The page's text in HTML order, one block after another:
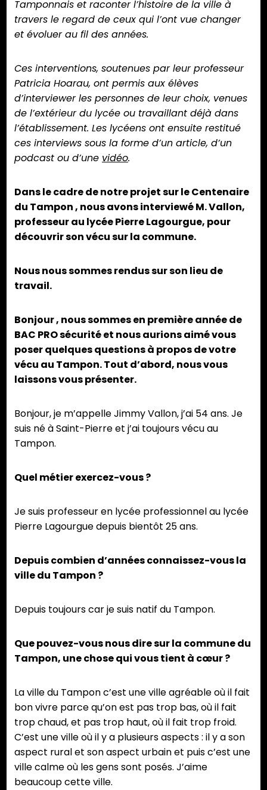
Tamponnais et raconter l’histoire de la ville à
travers le regard de ceux qui l’ont vue changer
et évoluer au fil des années.
Ces interventions, soutenues par leur professeur
Patricia Hoarau, ont permis aux élèves
d’interviewer les personnes de leur choix, venues
de l’extérieur du lycée ou travaillant déjà dans
l’établissement. Les lycéens ont ensuite restitué
ces interviews sous la forme d’un article, d’un
podcast ou d’une vidéo.
Dans le cadre de notre projet sur le Centenaire
du Tampon , nous avons interviewé M. Vallon,
professeur au lycée Pierre Lagourgue, pour
découvrir son vécu sur la commune.
Nous nous sommes rendus sur son lieu de
travail.
Bonjour , nous sommes en première année de
BAC PRO sécurité et nous aurions aimé vous
poser quelques questions à propos de votre
vécu au Tampon. Tout d’abord, nous vous
laissons vous présenter.
Bonjour, je m’appelle Jimmy Vallon, j’ai 54 ans. Je
suis né à Saint-Pierre et j’ai toujours vécu au
Tampon.
Quel métier exercez-vous ?
Je suis professeur en lycée professionnel au lycée
Pierre Lagourgue depuis bientôt 25 ans.
Depuis combien d’années connaissez-vous la
ville du Tampon ?
Depuis toujours car je suis natif du Tampon.
Que pouvez-vous nous dire sur la commune du
Tampon, une chose qui vous tient à cœur ?
La ville du Tampon c’est une ville agréable où il fait
bon vivre parce qu’on est pas trop bas, où il fait
trop chaud, et pas trop haut, où il fait trop froid.
C’est une ville où il y a plusieurs aspects : il y a son
aspect rural et son aspect urbain et puis c’est une
ville calme où les gens sont posés. J’aime
beaucoup cette ville.